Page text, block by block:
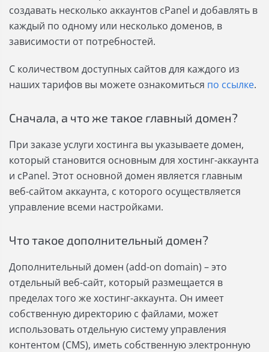
создавать несколько аккаунтов cPanel и добавлять в
каждый по одному или несколько доменов, в
зависимости от потребностей.
С количеством доступных сайтов для каждого из
наших тарифов вы можете ознакомиться по ссылке.
Сначала, а что же такое главный домен?
При заказе услуги хостинга вы указываете домен,
который становится основным для хостинг-аккаунта
и cPanel. Этот основной домен является главным
веб-сайтом аккаунта, с которого осуществляется
управление всеми настройками.
Что такое дополнительный домен?
Дополнительный домен (add-on domain) – это
отдельный веб-сайт, который размещается в
пределах того же хостинг-аккаунта. Он имеет
собственную директорию с файлами, может
использовать отдельную систему управления
контентом (CMS), иметь собственную электронную